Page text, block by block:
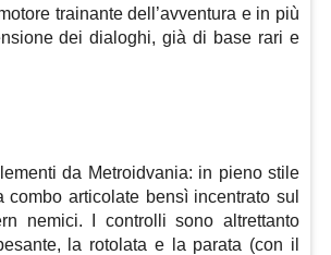
trainante dell’avventura e in più
dei dialoghi, già di base rari e
da Metroidvania: in pieno stile
articolate bensì incentrato sul
nemici. I controlli sono altrettanto
la rotolata e la parata (con il